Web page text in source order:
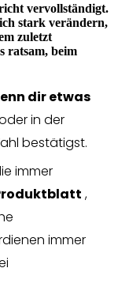
vervollständigt.
stark verändern,
zuletzt
ratsam, beim
dir etwas
in der
bestätigst.
immer
,
immer